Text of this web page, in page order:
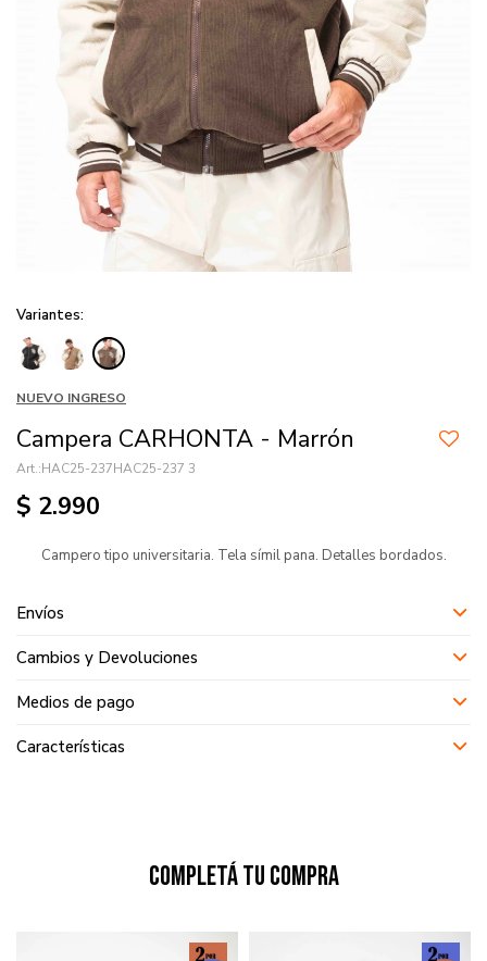
NUEVO INGRESO
Campera CARHONTA - Marrón
HAC25-237HAC25-237 3
$ 2.990
Campero tipo universitaria. Tela símil pana. Detalles bordados.
Variantes:
Envíos
Cambios y Devoluciones
Medios de pago
Características
Completá tu compra